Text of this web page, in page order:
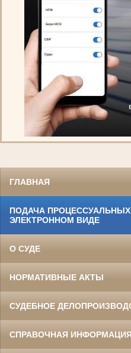
ГЛАВНАЯ
ПОДАЧА
ЭЛЕКТРОННОМ ВИДЕ
О СУДЕ
НОРМАТИВНЫЕ АКТЫ
СУДЕБНОЕ
СПРАВОЧНАЯ ИНФОРМАЦИЯ